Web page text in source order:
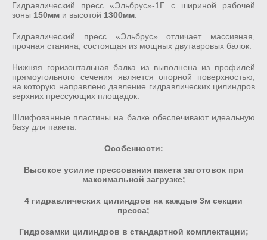
Гидравлический пресс «Эльбрус»-1Г с шириной рабочей
зоны 150мм и высотой 1300мм
Гидравлический пресс «Эльбрус» отличает массивная,
прочная станина, состоящая из мощных двутавровых балок.
Нижняя горизонтальная балка из выполнена из профилей
прямоугольного сечения является опорной поверхностью,
на которую направлено давление гидравлических цилиндров
верхних прессующих площадок.
Шлифованные пластины на балке обеспечивают идеальную
базу для пакета.
Особенности:
Высокое усилие прессования пакета заготовок при
максимальной загрузке;
4 гидравлических цилиндров на каждые 3м секции
пресса;
Гидрозамки цилиндров в стандартной комплектации;